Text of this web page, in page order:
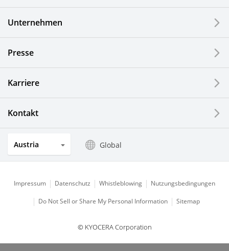
Drucker / Multifunktionsgeräte
Automotive Komponenten
Elektronische Komponenten & Geräte
LCDs und Touch Solutions
Optische Komponenten
Unternehmen
Presse
Karriere
Kontakt
Austria Global
Impressum Datenschutz Whistleblowing Nutzungsbedingungen
Do Not Sell or Share My Personal Information Sitemap
© KYOCERA Corporation